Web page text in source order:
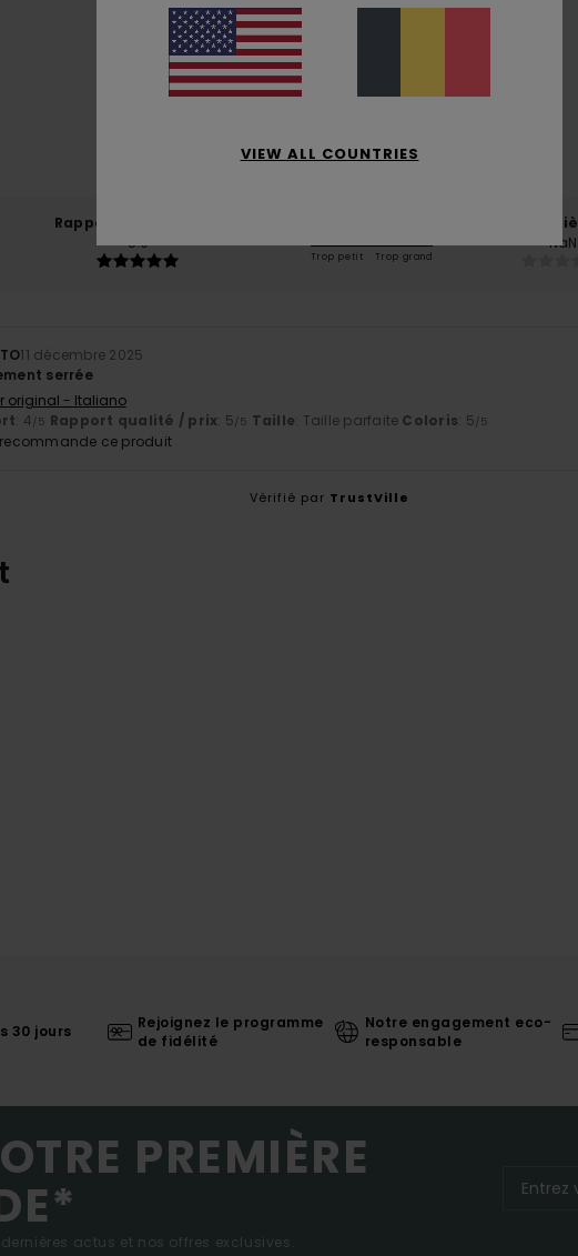
Note moyenne
4.0
1 avis vérifiés depuis décembre 2025
100% de nos clients recommandent ce produit
Rapport qualité / prix
5.0
Trop petit Trop grand
NaN
11 décembre 2025
serrée
original - Italiano
: 4/5 Rapport qualité / prix: 5/5 Taille: Taille parfaite Coloris: 5/5
ce produit
Vérifié par TrustVille
30 jours
Rejoignez le programme
de fidélité
Notre engagement eco-
responsable
PREMIÈRE
actus et nos offres exclusives.
VIEW ALL COUNTRIES